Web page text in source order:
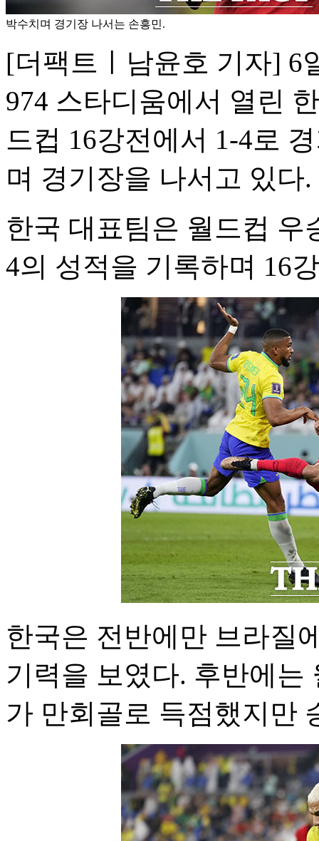
박수치며 경기장 나서는 손흥민.
[더팩트ㅣ남윤호 기자] 6
974 스타디움에서 열린
드컵 16강전에서 1-4로
며 경기장을 나서고 있다.
한국 대표팀은 월드컵 우
4의 성적을 기록하며 16
한국은 전반에만 브라질
기력을 보였다. 후반에는
가 만회골로 득점했지만